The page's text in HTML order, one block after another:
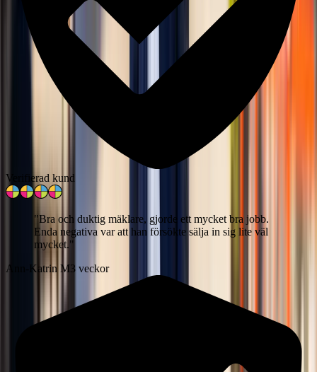
Verifierad kund
"Bra och duktig mäklare, gjorde ett mycket bra jobb.
Enda negativa var att han försökte sälja in sig lite väl
mycket."
Ann-Katrin M3 veckor